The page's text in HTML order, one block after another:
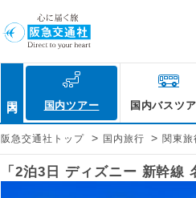
国内ツアー 国内バスツ
阪急交通社トップ > 国内旅行 > 関東旅
「2泊3日 ディズニー 新幹